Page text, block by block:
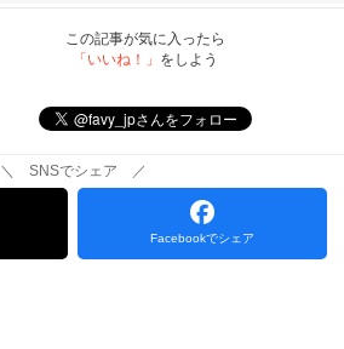
この記事が気に入ったら
「いいね！」 をしよう
＼ SNSでシェア ／
Facebookでシェア